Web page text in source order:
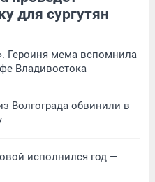
для сургутян
Героиня мема вспомнила
Владивостока
Волгограда обвинили в
исполнился год —